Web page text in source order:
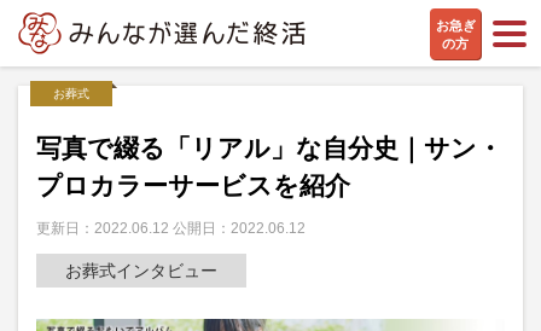
お急ぎ
の方
お葬式
写真で綴る「リアル」な自分史｜サン・
プロカラーサービスを紹介
更新日：2022.06.12 公開日：2022.06.12
お葬式インタビュー